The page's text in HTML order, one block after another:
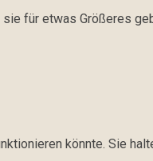
für etwas Größeres
könnte. Sie